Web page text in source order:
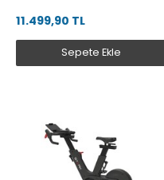
11.499,90 TL
Sepete Ekle